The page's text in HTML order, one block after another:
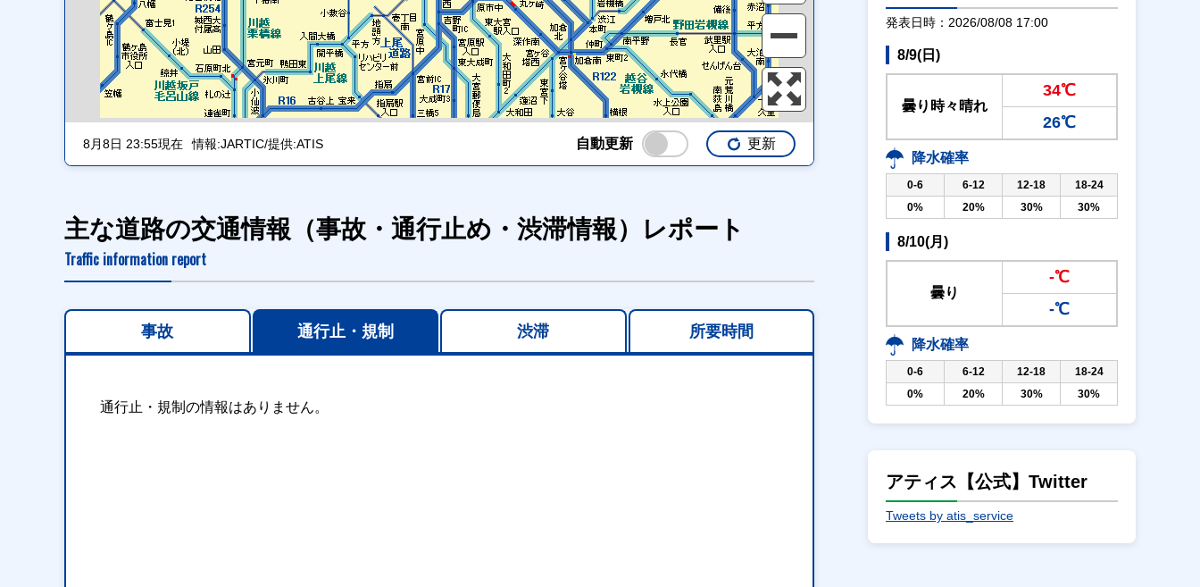
8月8日 23:55現在 情報:JARTIC/提供:ATIS 自動更新 更新
主な道路の交通情報（事故・通行止め・渋滞情報）レポート
Traffic information report
事故 通行止・規制 渋滞 所要時間
通行止・規制の情報はありません。
発表日時：2026/08/08 17:00
8/9(日)
曇り時々晴れ
34℃
26℃
降水確率
0-6 6-12 12-18
18-24
0%
20% 30% 30%
8/10(月)
曇り
-℃
-℃
降水確率
0-6 6-12 12-18
18-24
0%
20% 30% 30%
アティス【公式】Twitter
Tweets by atis_service